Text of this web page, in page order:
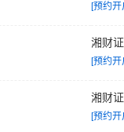
[预约开
湘财
[预约开
湘财
[预约开